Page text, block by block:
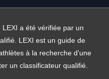
a été vérifiée par un
LEXI est un guide de
à la recherche d'une
un classificateur qualifié.